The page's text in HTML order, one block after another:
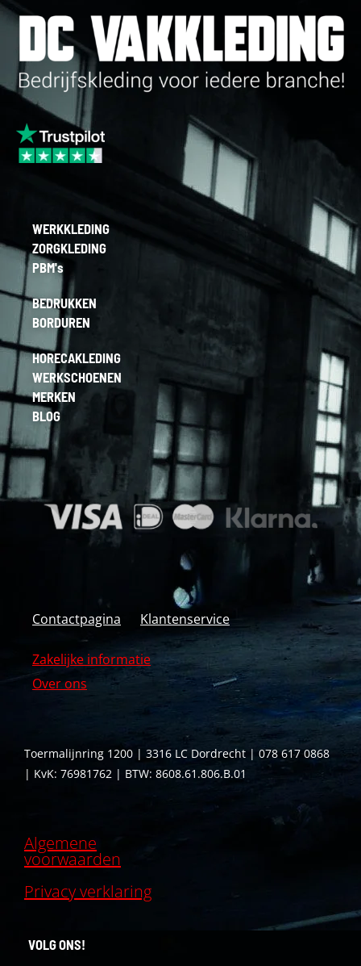
WERKKLEDING
ZORGKLEDING
PBM's
BEDRUKKEN
BORDUREN
HORECAKLEDING
WERKSCHOENEN
MERKEN
BLOG
Contactpagina Klantenservice
Zakelijke informatie
Over ons
Toermalijnring 1200 | 3316 LC Dordrecht | 078 617 0868
| KvK: 76981762 | BTW: 8608.61.806.B.01
Algemene
voorwaarden
Privacy verklaring
VOLG ONS!